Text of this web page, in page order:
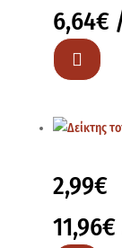
6,64€

2,99€
11,96€